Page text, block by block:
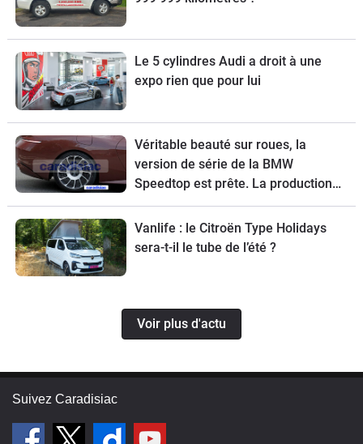
Le 5 cylindres Audi a droit à une
expo rien que pour lui
Véritable beauté sur roues, la
version de série de la BMW
Speedtop est prête. La production
de ce break de chasse sera limitée à
70 exemplaires.
Vanlife : le Citroën Type Holidays
sera-t-il le tube de l’été ?
Voir plus d'actu
Suivez Caradisiac